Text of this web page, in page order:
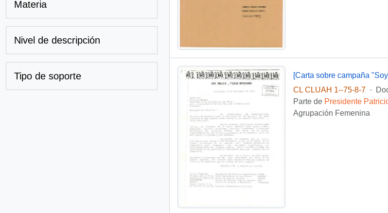
Materia
Nivel de descripción
Tipo de soporte [Carta sobre campaña
CL CLUAH 1--75-8-7
·
Parte de Presidente
Agrupación Femenina